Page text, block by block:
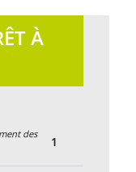
À
des
1